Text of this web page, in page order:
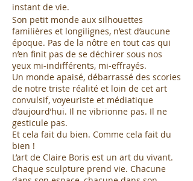
instant de vie.
Son petit monde aux silhouettes
familières et longilignes, n’est d’aucune
époque. Pas de la nôtre en tout cas qui
n’en finit pas de se déchirer sous nos
yeux mi-indifférents, mi-effrayés.
Un monde apaisé, débarrassé des scories
de notre triste réalité et loin de cet art
convulsif, voyeuriste et médiatique
d’aujourd’hui. Il ne vibrionne pas. Il ne
gesticule pas.
Et cela fait du bien. Comme cela fait du
bien !
L’art de Claire Boris est un art du vivant.
Chaque sculpture prend vie. Chacune